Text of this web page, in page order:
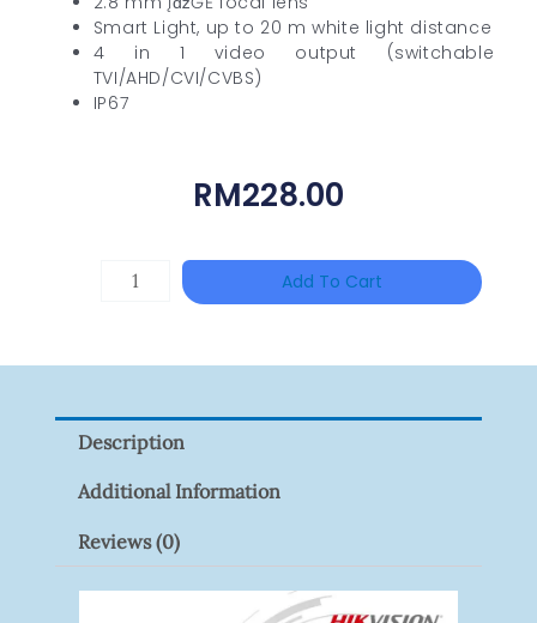
Smart Light, up to 20 m white light distance
4 in 1 video output (switchable
TVI/AHD/CVI/CVBS)
IP67
RM228.00
HANWHA
Quantity
Add To Cart
Description
Additional Information
Reviews (0)